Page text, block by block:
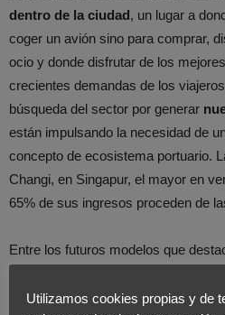
dentro de la ciudad, un lugar a
coger un avión sino para comprar,
ocio y donde disfrutar de los
crecientes demandas de los
búsqueda del sector por generar
están impulsando la necesidad de
concepto de ecosistema portuario.
Changi, en Singapur, el mayor en
65% de sus ingresos proceden de
Entre los futuros modelos que
los existentes en las ciudades que
Utilizamos cookies propias y de